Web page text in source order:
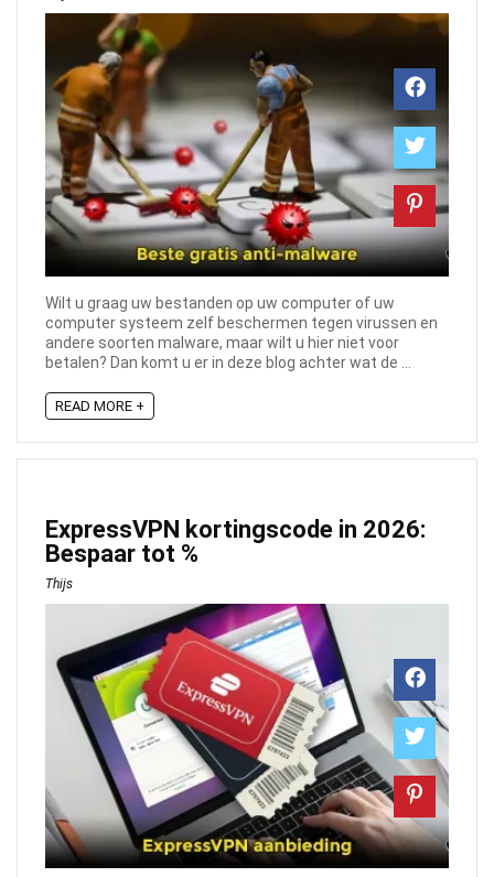
Wilt u graag uw bestanden op uw computer of uw
computer systeem zelf beschermen tegen virussen en
andere soorten malware, maar wilt u hier niet voor
betalen? Dan komt u er in deze blog achter wat de ...
READ MORE +
ExpressVPN kortingscode in 2026:
Bespaar tot %
Thijs